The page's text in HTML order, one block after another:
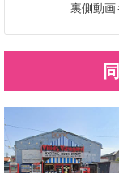
裏側動画